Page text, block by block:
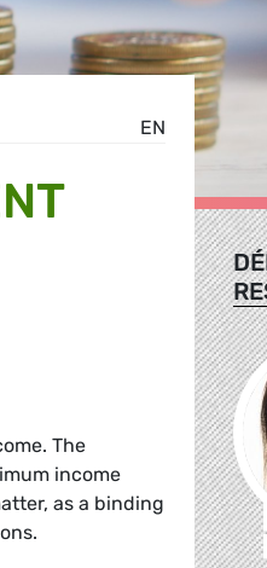
EN
The
income
as a binding